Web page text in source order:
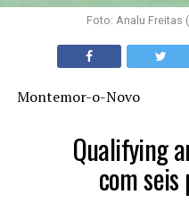
Foto: Analu Freitas
Montemor-o-Novo
Qualifying
com